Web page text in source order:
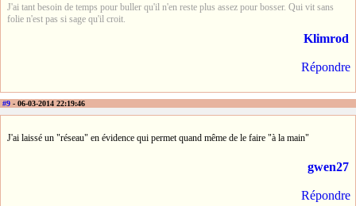
J'ai tant besoin de temps pour buller qu'il n'en reste plus assez pour bosser. Qui vit sans
folie n'est pas si sage qu'il croit.
Klimrod
Répondre
#9 - 06-03-2014 22:19:46
J'ai laissé un "réseau" en évidence qui permet quand même de le faire "à la main"
gwen27
Répondre